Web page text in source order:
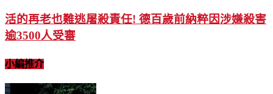
活的再老也難逃屠殺責任! 德百歲前納粹因涉嫌殺害
逾3500人受審
小編推介